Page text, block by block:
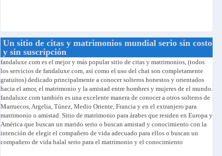
Un sitio de citas y matrimonios mundial serio sin costo
y sin suscripción
fandaluxe.com es el mejor y más popular sitio de citas y matrimonios, (todos
los servicios de fandaluxe.com, así como el uso del chat son completamente
gratuitos) dedicado principalmente a conocer solteros honestos y orientados
hacia el amor, el matrimonio y la amistad entre hombres y mujeres de el mundo.
fandaluxe.com también es una excelente manera de conocer a otros solteros de
Marruecos, Argelia, Túnez, Medio Oriente, Francia y en el extranjero para
matrimonio o amistad. Sitio de matrimonio para árabes que residen en Europa y
América que buscan un marido serio o buscan amistad y conocimiento con la
intención de elegir el compañero de vida adecuado para ellos o buscan un
compañero de vida halal serio para el matrimonio y el conocimiento